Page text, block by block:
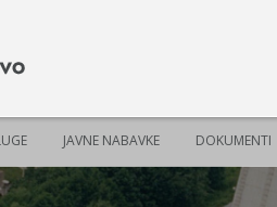
JAVNE NABAVKE DOKUMENTI